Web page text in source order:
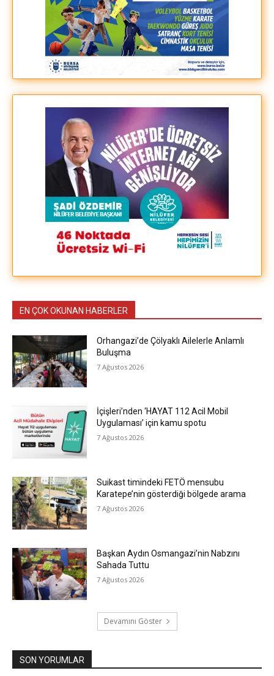
EN ÇOK OKUNAN HABERLER
Orhangazi’de Çölyaklı Ailelerle Anlamlı
Buluşma
7 Ağustos 2026
İçişleri’nden ‘HAYAT 112 Acil Mobil
Uygulaması’ için kamu spotu
7 Ağustos 2026
Suikast timindeki FETÖ mensubu
Karatepe’nin gösterdiği bölgede arama
7 Ağustos 2026
Başkan Aydın Osmangazi’nin Nabzını
Sahada Tuttu
7 Ağustos 2026
Devamını Göster
SON YORUMLAR